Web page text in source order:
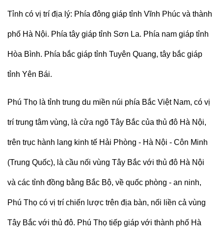
Tỉnh có vị trí địa lý: Phía đông giáp tỉnh Vĩnh Phúc và thành
phố Hà Nội. Phía tây giáp tỉnh Sơn La. Phía nam giáp tỉnh
Hòa Bình. Phía bắc giáp tỉnh Tuyên Quang, tây bắc giáp
tỉnh Yên Bái.
Phú Thọ là tỉnh trung du miền núi phía Bắc Việt Nam, có vị
trí trung tâm vùng, là cửa ngõ Tây Bắc của thủ đô Hà Nội,
trên trục hành lang kinh tế Hải Phòng - Hà Nội - Côn Minh
(Trung Quốc), là cầu nối vùng Tây Bắc với thủ đô Hà Nội
và các tỉnh đồng bằng Bắc Bộ, về quốc phòng - an ninh,
Phú Thọ có vị trí chiến lược trên địa bàn, nối liền cả vùng
Tây Bắc với thủ đô. Phú Thọ tiếp giáp với thành phố Hà